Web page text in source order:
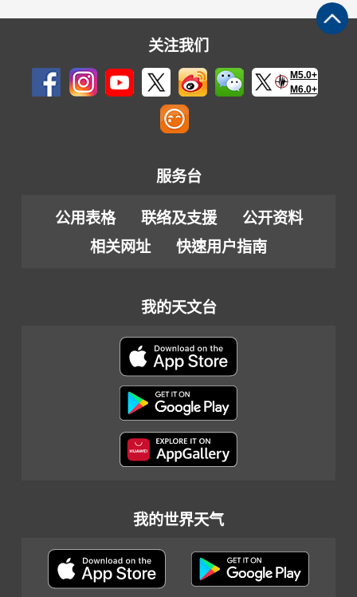
关注我们
M5.0+
M6.0+
服务台
公用表格 联络及支援
公开资料
相关网址
快速用户指南
我的天文台
我的世界天气